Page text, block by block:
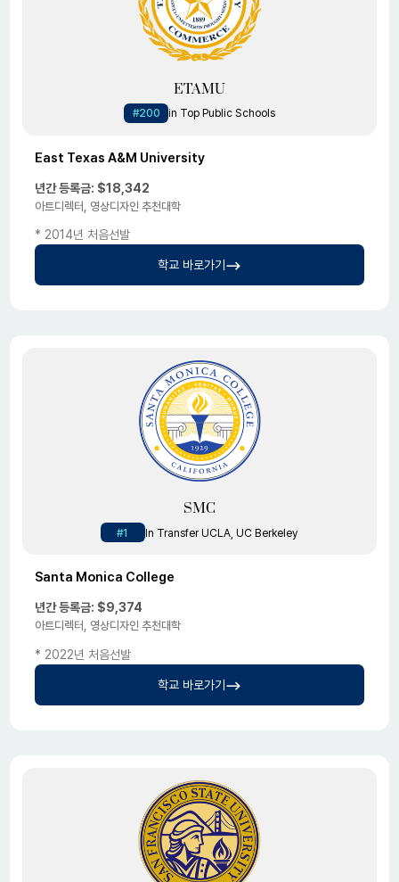
ETAMU
#200 in Top Public Schools
East Texas A&M University
년간 등록금: $18,342
아트디렉터, 영상디자인 추천대학
* 2014년 처음선발
학교 바로가기
SMC
#1 In Transfer UCLA, UC Berkeley
Santa Monica College
년간 등록금: $9,374
아트디렉터, 영상디자인 추천대학
* 2022년 처음선발
학교 바로가기